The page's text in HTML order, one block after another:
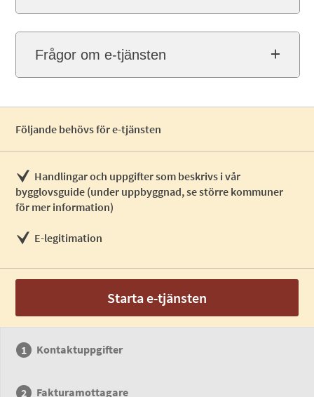
Frågor om e-tjänsten
Följande behövs för e-tjänsten
Handlingar och uppgifter som beskrivs i vår
bygglovsguide (under uppbyggnad, se större kommuner
för mer information)
E-legitimation
Starta e-tjänsten
Kontaktuppgifter
Fakturamottagare